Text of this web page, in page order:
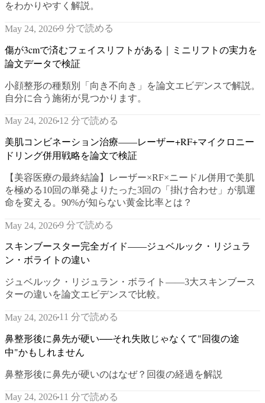
をわかりやすく解説。
May 24, 20269 分で読める
傷が3cmで済むフェイスリフトがある｜ミニリフトの実力を
論文データで検証
小顔整形の種類別「向き不向き」を論文エビデンスで解説。
自分に合う施術が見つかります。
May 24, 2026 12 分で読める
美肌コンビネーション治療——レーザー+RF+マイクロニー
ドリング併用戦略を論文で検証
【美容医療の最終結論】レーザー×RF×ニードル併用で美肌
を極める10回の単発よりたった3回の「掛け合わせ」が肌運
命を変える。90%が知らない黄金比率とは？
May 24, 20269 分で読める
スキンブースター完全ガイド——ジュベルック・リジュラ
ン・ボライトの違い
ジュベルック・リジュラン・ボライト——3大スキンブース
ターの違いを論文エビデンスで比較。
May 24, 2026 11 分で読める
鼻整形後に鼻先が硬い──それ失敗じゃなくて"回復の途
中"かもしれません
鼻整形後に鼻先が硬いのはなぜ？回復の経過を解説
May 24, 2026 11 分で読める